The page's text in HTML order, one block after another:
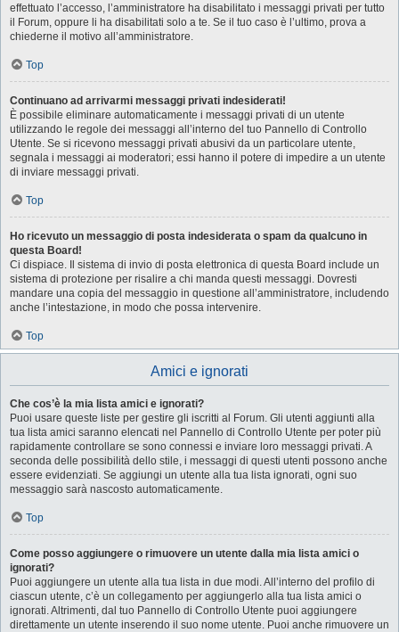
effettuato l’accesso, l’amministratore ha disabilitato i messaggi privati per tutto
il Forum, oppure li ha disabilitati solo a te. Se il tuo caso è l’ultimo, prova a
chiederne il motivo all’amministratore.
Top
Continuano ad arrivarmi messaggi privati indesiderati!
È possibile eliminare automaticamente i messaggi privati ​​di un utente
utilizzando le regole dei messaggi all’interno del tuo Pannello di Controllo
Utente. Se si ricevono messaggi privati ​​abusivi da un particolare utente,
segnala i messaggi ai moderatori; essi hanno il potere di impedire a un utente
di inviare messaggi privati​​.
Top
Ho ricevuto un messaggio di posta indesiderata o spam da qualcuno in
questa Board!
Ci dispiace. Il sistema di invio di posta elettronica di questa Board include un
sistema di protezione per risalire a chi manda questi messaggi. Dovresti
mandare una copia del messaggio in questione all’amministratore, includendo
anche l’intestazione, in modo che possa intervenire.
Top
Amici e ignorati
Che cos’è la mia lista amici e ignorati?
Puoi usare queste liste per gestire gli iscritti al Forum. Gli utenti aggiunti alla
tua lista amici saranno elencati nel Pannello di Controllo Utente per poter più
rapidamente controllare se sono connessi e inviare loro messaggi privati. A
seconda delle possibilità dello stile, i messaggi di questi utenti possono anche
essere evidenziati. Se aggiungi un utente alla tua lista ignorati, ogni suo
messaggio sarà nascosto automaticamente.
Top
Come posso aggiungere o rimuovere un utente dalla mia lista amici o
ignorati?
Puoi aggiungere un utente alla tua lista in due modi. All’interno del profilo di
ciascun utente, c’è un collegamento per aggiungerlo alla tua lista amici o
ignorati. Altrimenti, dal tuo Pannello di Controllo Utente puoi aggiungere
direttamente un utente inserendo il suo nome utente. Puoi anche rimuovere un